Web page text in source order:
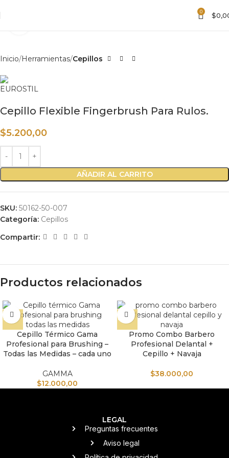
0 $
Inicio Herramientas Cepillos
Cepillo Flexible Fingerbrush Para Rulos.
$5.200,00
AÑADIR AL CARRITO
SKU: 50162-50-007
Categoría: Cepillos
Compartir:
Productos relacionados
Cepillo Térmico Gama
Profesional para Brushing –
Todas las Medidas – cada uno
GAMMA
$12.000,00
Promo Combo Barbero
Profesional Delantal +
Cepillo + Navaja
$38.000,00
LEGAL
Preguntas frecuentes
Aviso legal